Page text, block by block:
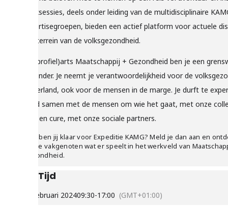
werksessies, deels onder leiding van de multidisciplinaire
expertisegroepen, bieden een actief platform voor actuele
het terrein van de volksgezondheid.
Als (profiel)arts Maatschappij + Gezondheid ben je een
verbinder. Je neemt je verantwoordelijkheid voor de
Nederland, ook voor de mensen in de marge. Je durft te
Altijd samen met de mensen om wie het gaat, met onze
care en cure, met onze sociale partners.
Dus, ben jij klaar voor Expeditie KAMG? Meld je dan aan en
met je vakgenoten wat er speelt in het werkveld van
Gezondheid.
Tijd
29 februari 202409:30-17:00 (GMT+01:00)